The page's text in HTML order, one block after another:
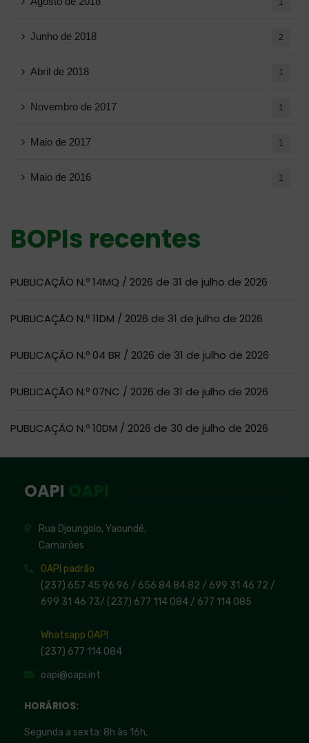
1
Junho de 2018 2
Abril de 2018 1
Novembro de 2017 1
Maio de 2017 1
Maio de 2016 1
BOPIs recentes
PUBLICAÇÃO N.º 14MQ / 2026 de 31 de julho de 2026
PUBLICAÇÃO N.º 11DM / 2026 de 31 de julho de 2026
PUBLICAÇÃO N.º 04 BR / 2026 de 31 de julho de 2026
PUBLICAÇÃO N.º 07NC / 2026 de 31 de julho de 2026
PUBLICAÇÃO N.º 10DM / 2026 de 30 de julho de 2026
OAPI
Rua Djoungolo, Yaoundé,
Camarões
OAPI padrão
(237) 657 45 96 96 / 656 84 84 82 / 699 31 46 72 /
699 31 46 73/ (237) 677 114 084 / 677 114 085
Whatsapp OAPI
(237) 677 114 084
oapi@oapi.int
HORÁRIOS:
Segunda a sexta: 8h às 16h,